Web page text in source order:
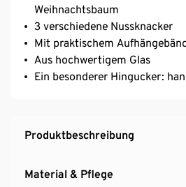
Weihnachtsbaum
3 verschiedene Nussknacker
Mit praktischem
Aus hochwertigem Glas
Ein besonderer Hingucker:
Produktbeschreibung
Material & Pflege